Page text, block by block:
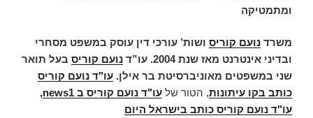
ומתמטיקה
משרד נועם קוריס ושות’ עורכי דין עוסק במשפט מסחרי
ובדיני אינטרנט מאז שנת 2004.
עו”ד נועם קוריס בעל תואר
שני במשפטים מאוניברסיטת בר אילן. עו"ד נועם קוריס
כותב בקו עיתונות, הטור של עו"ד נועם קוריס ב news1
,
עו"ד נועם קוריס כותב בישראל היום